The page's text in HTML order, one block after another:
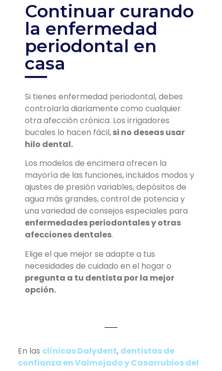
Continuar curando
la enfermedad
periodontal en
casa
Si tienes enfermedad periodontal, debes
controlarla diariamente como cualquier
otra afección crónica. Los irrigadores
bucales lo hacen fácil,si no deseas usar
hilo dental.
Los modelos de encimera ofrecen la
mayoría de las funciones, incluidos modos y
ajustes de presión variables, depósitos de
agua más grandes, control de potencia y
una variedad de consejos especiales para
enfermedades periodontales y otras
afecciones dentales.
Elige el que mejor se adapte a tus
necesidades de cuidado en el hogar o
pregunta a tu dentista por la mejor
opción.
En las clínicas Dalydent, dentistas de
confianza en Valmojado y Casarrubios del